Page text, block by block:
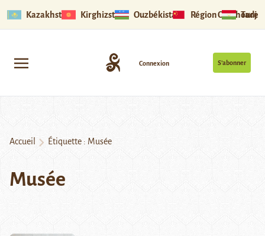
Kazakhstan Kirghizstan Ouzbékistan Région Ouïghoure
S’abonner
Connexion
Accueil Étiquette : Musée
Musée